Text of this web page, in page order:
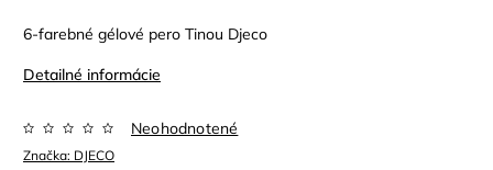
6-farebné gélové pero Tinou Djeco
Detailné informácie
Značka: DJECO
Neohodnotené